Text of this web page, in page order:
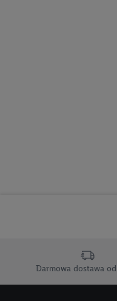
Darmowa dostawa od